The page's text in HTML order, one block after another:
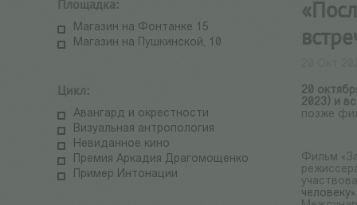
Площадка:
Магазин на Фонтанке 15
Магазин на Пушкинской, 10
Цикл:
Авангард и окрестности
Визуальная антропология
Невиданное кино
Премия Аркадия Драгомощенко
Пример Интонации
20
2023) и
позже
Фильм
человеку»